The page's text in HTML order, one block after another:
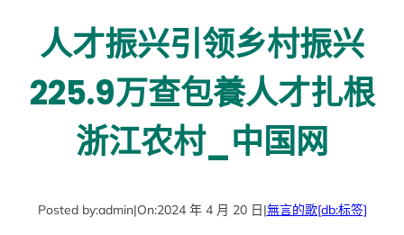
人才振兴引领乡村振兴
225.9万查包養人才扎根
浙江农村_中国网
Posted by:admin|On:2024 年 4 月 20 日|無言的歌[db:标签]